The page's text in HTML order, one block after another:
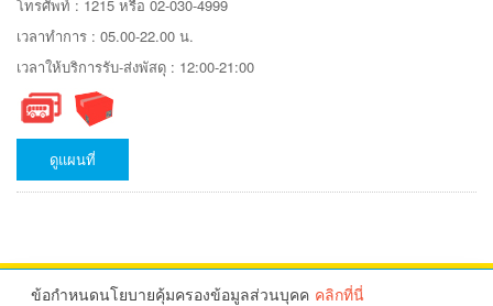
โทรศัพท์ : 1215 หรือ 02-030-4999
เวลาทำการ : 05.00-22.00 น.
เวลาให้บริการรับ-ส่งพัสดุ : 12:00-21:00
ดูแผนที่
นโยบายข้อมูลส่วนบุคคล เงื่อนไขการให้บริการ แนะนำบริการ
ข้อกำหนดนโยบายคุ้มครองข้อมูลส่วนบุคค คลิกที่นี่